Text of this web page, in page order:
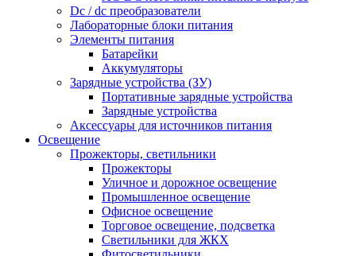
Dc / dc преобразователи
Лабораторные блоки питания
Элементы питания
Батарейки
Аккумуляторы
Зарядные устройства (ЗУ)
Портативные зарядные устройства
Зарядные устройства
Аксессуары для источников питания
Освещение
Прожекторы, светильники
Прожекторы
Уличное и дорожное освещение
Промышленное освещение
Офисное освещение
Торговое освещение, подсветка
Светильники для ЖКХ